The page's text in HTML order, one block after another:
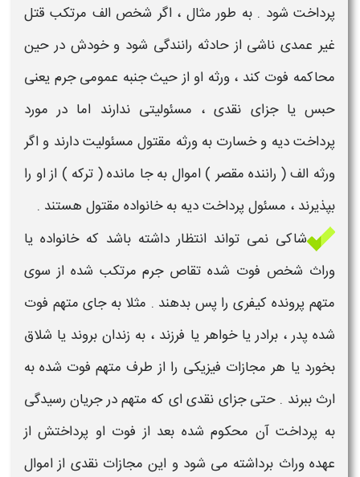
پرداخت شود . به طور مثال ، اگر شخص الف مرتکب قتل
غیر عمدی ناشی از حادثه رانندگی شود و خودش در حین
محاکمه فوت کند ، ورثه او از حیث جنبه عمومی جرم یعنی
حبس یا جزای نقدی ، مسئولیتی ندارند اما در مورد
پرداخت دیه و خسارت به ورثه مقتول مسئولیت دارند و اگر
ورثه الف ( راننده مقصر ) اموال به جا مانده ( ترکه ) از او را
بپذیرند ، مسئول پرداخت دیه به خانواده مقتول هستند .
شاکی نمی تواند انتظار داشته باشد که خانواده یا
وراث شخص فوت شده تقاص جرم مرتکب شده از سوی
متهم پرونده کیفری را پس بدهند . مثلا به جای متهم فوت
شده پدر ، برادر یا خواهر یا فرزند ، به زندان بروند یا شلاق
بخورد یا هر مجازات فیزیکی را از طرف متهم فوت شده به
ارث ببرند . حتی جزای نقدی ای که متهمدر جریان رسیدگی
به پرداخت آن محکوم شده بعد از فوت او پرداختش از
عهده وراث برداشته می شود و این مجازات نقدی از اموال